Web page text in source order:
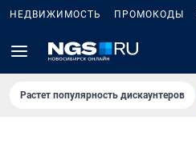
НЕДВИЖИМОСТЬ ПРОМОКОДЫ
Растет популярность дискаунтеров